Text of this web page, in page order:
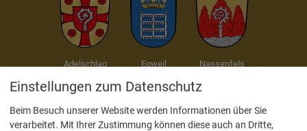
Adelschlag Egweil Nassenfels
Einstellungen zum Datenschutz
Beim Besuch unserer Website werden Informationen über Sie
verarbeitet. Mit Ihrer Zustimmung können diese auch an Dritte,